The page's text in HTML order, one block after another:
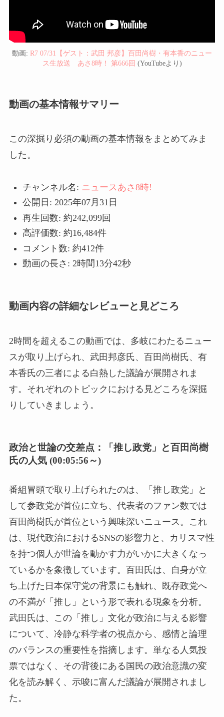
動画: R7 07/31【ゲスト：武田 邦彦】百田尚樹・有本香のニュー
ス生放送 あさ8時！ 第666回 (YouTubeより)
動画の基本情報サマリー
この深掘り必須の動画の基本情報をまとめてみま
した。
チャンネル名: ニュースあさ8時!
公開日: 2025年07月31日
再生回数: 約242,099回
高評価数: 約16,484件
コメント数: 約412件
動画の長さ: 2時間13分42秒
動画内容の詳細なレビューと見どころ
2時間を超えるこの動画では、多岐にわたるニュー
スが取り上げられ、武田邦彦氏、百田尚樹氏、有
本香氏の三者による白熱した議論が展開されま
す。それぞれのトピックにおける見どころを深掘
りしていきましょう。
政治と世論の交差点：「推し政党」と百田尚樹
氏の人気 (00:05:56～)
番組冒頭で取り上げられたのは、「推し政党」と
して参政党が首位に立ち、代表者のファン数では
百田尚樹氏が首位という興味深いニュース。これ
は、現代政治におけるSNSの影響力と、カリスマ性
を持つ個人が世論を動かす力がいかに大きくなっ
ているかを象徴しています。百田氏は、自身が立
ち上げた日本保守党の背景にも触れ、既存政党へ
の不満が「推し」という形で表れる現象を分析。
武田氏は、この「推し」文化が政治に与える影響
について、冷静な科学者の視点から、感情と論理
のバランスの重要性を指摘します。単なる人気投
票ではなく、その背後にある国民の政治意識の変
化を読み解く、示唆に富んだ議論が展開されまし
た。